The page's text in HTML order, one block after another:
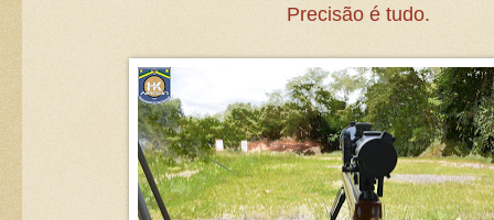
Precisão é tudo.